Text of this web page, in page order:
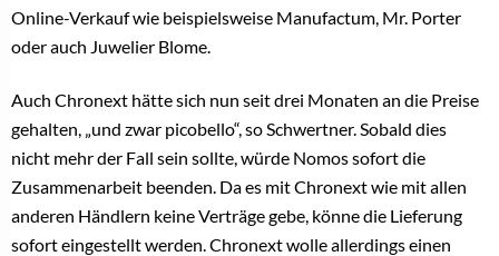
Online-Verkauf wie beispielsweise Manufactum, Mr. Porter
oder auch Juwelier Blome.
Auch Chronext hätte sich nun seit drei Monaten an die Preise
gehalten, „und zwar picobello“, so Schwertner. Sobald dies
nicht mehr der Fall sein sollte, würde Nomos sofort die
Zusammenarbeit beenden. Da es mit Chronext wie mit allen
anderen Händlern keine Verträge gebe, könne die Lieferung
sofort eingestellt werden. Chronext wolle allerdings einen